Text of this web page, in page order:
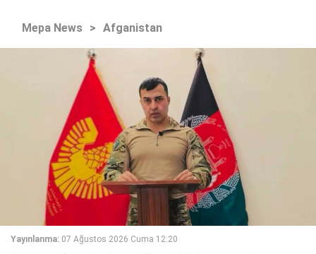
Mepa News > Afganistan
Yayınlanma: 07 Ağustos 2026 Cuma 12:20